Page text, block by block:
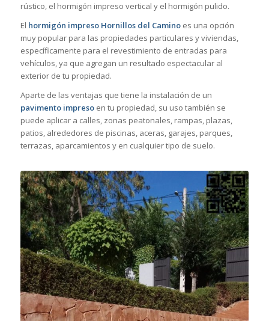
rústico, el hormigón impreso vertical y el hormigón pulido.
El hormigón impreso Hornillos del Caminoes una opción
muy popular para las propiedades particulares y viviendas,
específicamente para el revestimiento de entradas para
vehículos, ya que agregan un resultado espectacular al
exterior de tu propiedad.
Aparte de las ventajas que tiene la instalación de un
pavimento impresoen tu propiedad, su uso también se
puede aplicar a calles, zonas peatonales, rampas, plazas,
patios, alrededores de piscinas, aceras, garajes, parques,
terrazas, aparcamientos y en cualquier tipo de suelo.